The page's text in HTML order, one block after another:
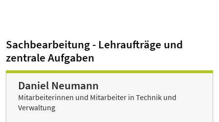
Sachbearbeitung - Lehraufträge und
zentrale Aufgaben
Daniel Neumann
Mitarbeiterinnen und Mitarbeiter in Technik und
Verwaltung